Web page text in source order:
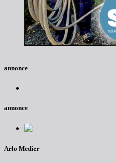
annonce
annonce
Arlo Medier